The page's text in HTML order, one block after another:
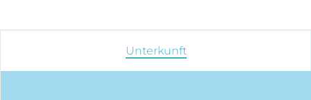
Unterkunft